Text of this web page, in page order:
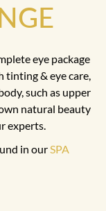
eye package
tinting & eye care,
such as upper
natural beauty
experts.
in ourSPA